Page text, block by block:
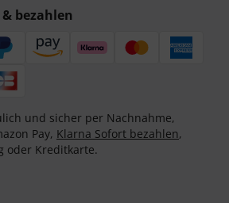
bezahlen
und sicher per Nachnahme,
Pay, Klarna Sofort bezahlen,
oder Kreditkarte.